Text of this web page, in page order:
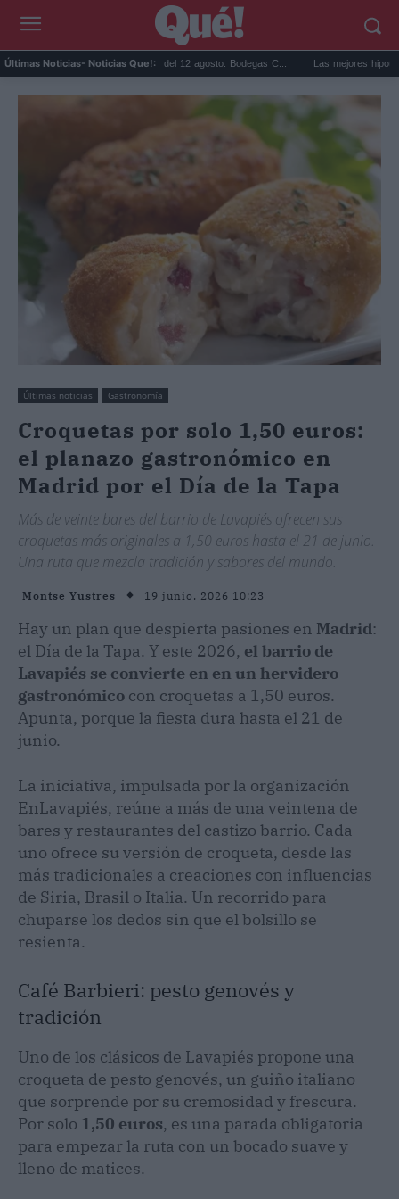
Últimas Noticias- Noticias Que!:
Eclipse solar en Cariñena del 12 agosto: Bodegas C... Las mejores hipotecas de
Últimas noticias Gastronomía
Croquetas por solo 1,50 euros:
el planazo gastronómico en
Madrid por el Día de la Tapa
Más de veinte bares del barrio de Lavapiés ofrecen sus
croquetas más originales a 1,50 euros hasta el 21 de junio.
Una ruta que mezcla tradición y sabores del mundo.
Montse Yustres 19 junio, 2026 10:23
Hay un plan que despierta pasiones en Madrid:
el Día de la Tapa. Y este 2026, el barrio de
Lavapiés se convierte en en un hervidero
gastronómico con croquetas a 1,50 euros.
Apunta, porque la fiesta dura hasta el 21 de
junio.
La iniciativa, impulsada por la organización
EnLavapiés, reúne a más de una veintena de
bares y restaurantes del castizo barrio. Cada
uno ofrece su versión de croqueta, desde las
más tradicionales a creaciones con influencias
de Siria, Brasil o Italia. Un recorrido para
chuparse los dedos sin que el bolsillo se
resienta.
Café Barbieri: pesto genovés y
tradición
Uno de los clásicos de Lavapiés propone una
croqueta de pesto genovés, un guiño italiano
que sorprende por su cremosidad y frescura.
Por solo 1,50 euros, es una parada obligatoria
para empezar la ruta con un bocado suave y
lleno de matices.